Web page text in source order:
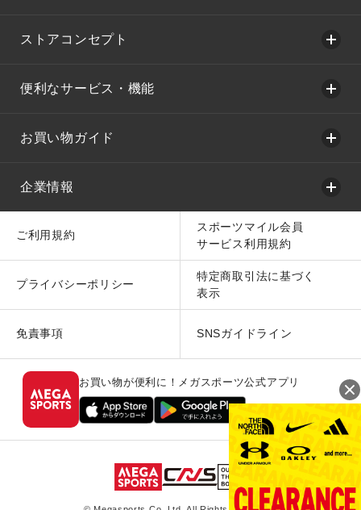
ストアコンセプト
便利なサービス・機能
お買い物ガイド
企業情報
ご利用規約
スポーツマイル会員
サービス利用規約
プライバシーポリシー
特定商取引法に基づく
表示
免責事項 SNSガイドライン
お買い物が便利に！メガスポーツ公式アプリ